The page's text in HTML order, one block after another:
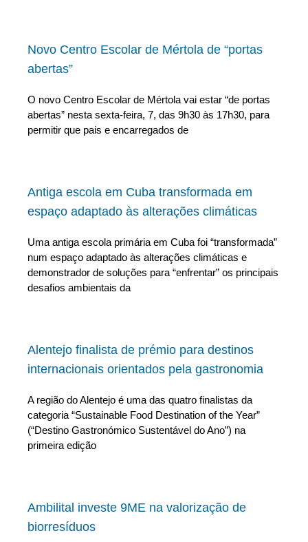
Novo Centro Escolar de Mértola de “portas
abertas”
O novo Centro Escolar de Mértola vai estar “de portas
abertas” nesta sexta-feira, 7, das 9h30 às 17h30, para
permitir que pais e encarregados de
Antiga escola em Cuba transformada em
espaço adaptado às alterações climáticas
Uma antiga escola primária em Cuba foi “transformada”
num espaço adaptado às alterações climáticas e
demonstrador de soluções para “enfrentar” os principais
desafios ambientais da
Alentejo finalista de prémio para destinos
internacionais orientados pela gastronomia
A região do Alentejo é uma das quatro finalistas da
categoria “Sustainable Food Destination of the Year”
(“Destino Gastronómico Sustentável do Ano”) na
primeira edição
Ambilital investe 9ME na valorização de
biorresíduos